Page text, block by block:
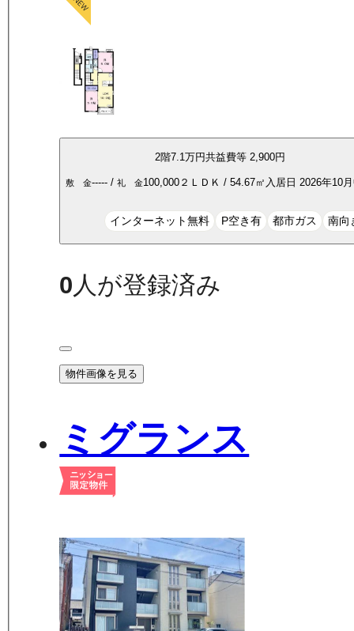
2階7.1万円共益費等 2,900円
敷 金----- /礼 金100,000 ２ＬＤＫ /54.67㎡ 入居日 2026年10
インターネット無料 P空き有 都市ガス 南向
0人が登録済み
物件画像を見る
ミグランス